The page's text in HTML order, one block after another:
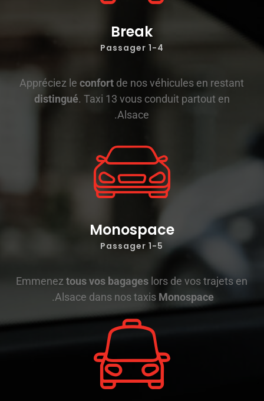
Break
1-4 Passager
Appréciez leconfort de nos véhicules en restant
distingué. Taxi 13 vous conduit partout en
Alsace.
Monospace
1-5 Passager
Emmeneztous vos bagages lors de vos trajets en
Alsace dans nos taxis Monospace
.